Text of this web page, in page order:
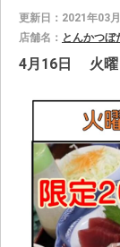
更新日：2021年03
店舗名： とんかつぼ
4月16日 火曜